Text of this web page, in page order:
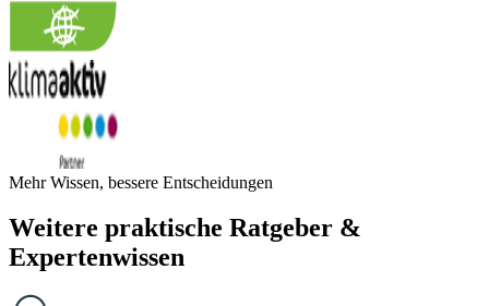
Mehr Wissen, bessere Entscheidungen
Weitere praktische Ratgeber &
Expertenwissen